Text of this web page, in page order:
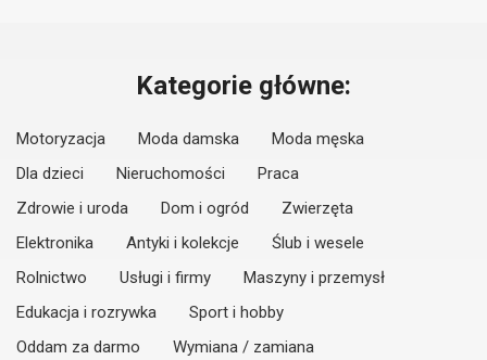
Kategorie główne:
Motoryzacja Moda damska
Moda męska
Dla dzieci
Nieruchomości
Praca
Zdrowie i uroda
Dom i ogród
Zwierzęta
Elektronika
Antyki i kolekcje
Ślub i wesele
Rolnictwo
Usługi i firmy
Maszyny i przemysł
Edukacja i rozrywka
Sport i hobby
Oddam za darmo
Wymiana / zamiana